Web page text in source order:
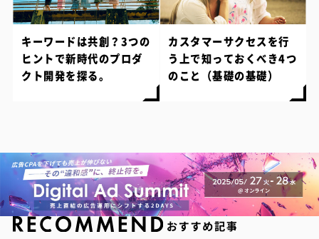
キーワードは共創？3つの
ヒントで新時代のプロダ
クト開発を探る。
カスタマーサクセスを行
う上で知っておくべき4つ
のこと（基礎の基礎）